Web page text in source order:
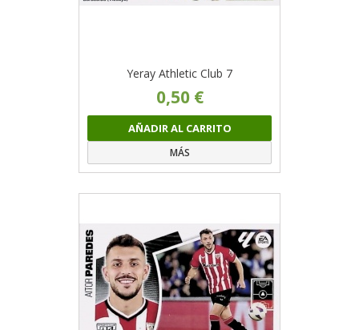
Yeray Athletic Club 7
0,50 €
AÑADIR AL CARRITO
MÁS